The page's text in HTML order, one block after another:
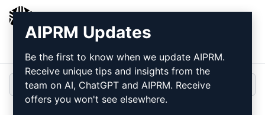
Inloggen
AIPRM Updates
Be the first to know when we update AIPRM.
Receive unique tips and insights from the
team on AI, ChatGPT and AIPRM. Receive
offers you won't see elsewhere.